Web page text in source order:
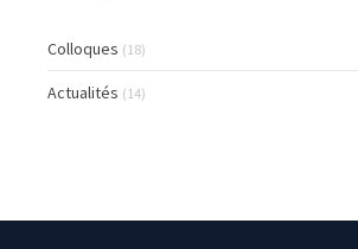
Colloques (18)
Actualités (14)